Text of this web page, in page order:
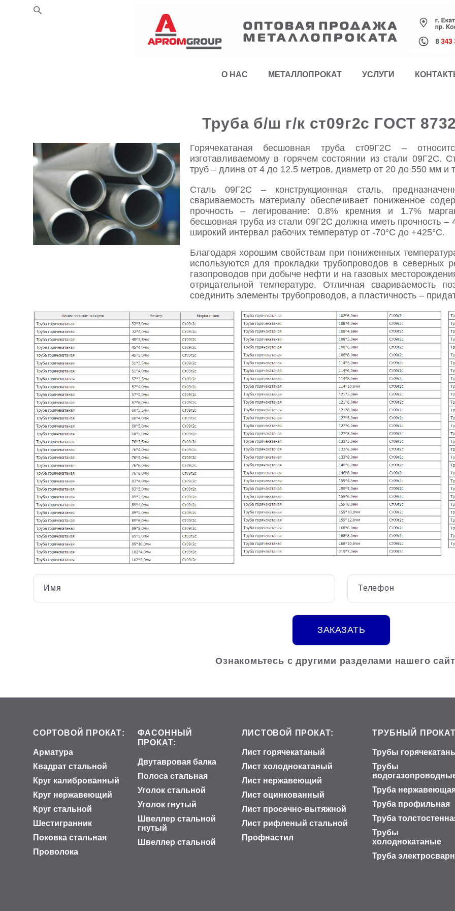
О НАС МЕТАЛЛОПРОКАТ УСЛУГИ
Труба б/ш г/к ст09г2с ГОСТ
Горячекатаная бесшовная труба ст09Г2С –
изготавливаемому в горячем состоянии из стали 09Г2С.
труб – длина от 4 до 12.5 метров, диаметр от 20 до 550 мм
Сталь 09Г2С – конструкционная сталь,
свариваемость материалу обеспечивает пониженное
прочность – легирование: 0.8% кремния и 1.7%
бесшовная труба из стали 09Г2С должна иметь прочность
широкий интервал рабочих температур от -70°С до +425°С.
Благодаря хорошим свойствам при пониженных
используются для прокладки трубопроводов в северных
газопроводов при добыче нефти и на газовых
отрицательной температуре. Отличная свариваемость
соединить элементы трубопроводов, а пластичность –
Имя Телефон
ЗАКАЗАТЬ
Ознакомьтесь с другими разделами нашего
СОРТОВОЙ ПРОКАТ:
Арматура
Квадрат стальной
Круг калиброванный
Круг нержавеющий
Круг стальной
Шестигранник
Поковка стальная
Проволока
ФАСОННЫЙ
ПРОКАТ:
Двутавровая балка
Полоса стальная
Уголок стальной
Уголок гнутый
Швеллер стальной
гнутый
Швеллер стальной
ЛИСТОВОЙ ПРОКАТ:
Лист горячекатаный
Лист холоднокатаный
Лист нержавеющий
Лист оцинкованный
Лист просечно-вытяжной
Лист рифленый стальной
Профнастил
ТРУБНЫЙ
Трубы
Трубы
Труба
Труба профильная
Труба
Трубы
холоднокатаные
Труба